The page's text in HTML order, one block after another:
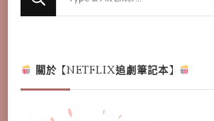
關於【NETFLIX追劇筆記本】